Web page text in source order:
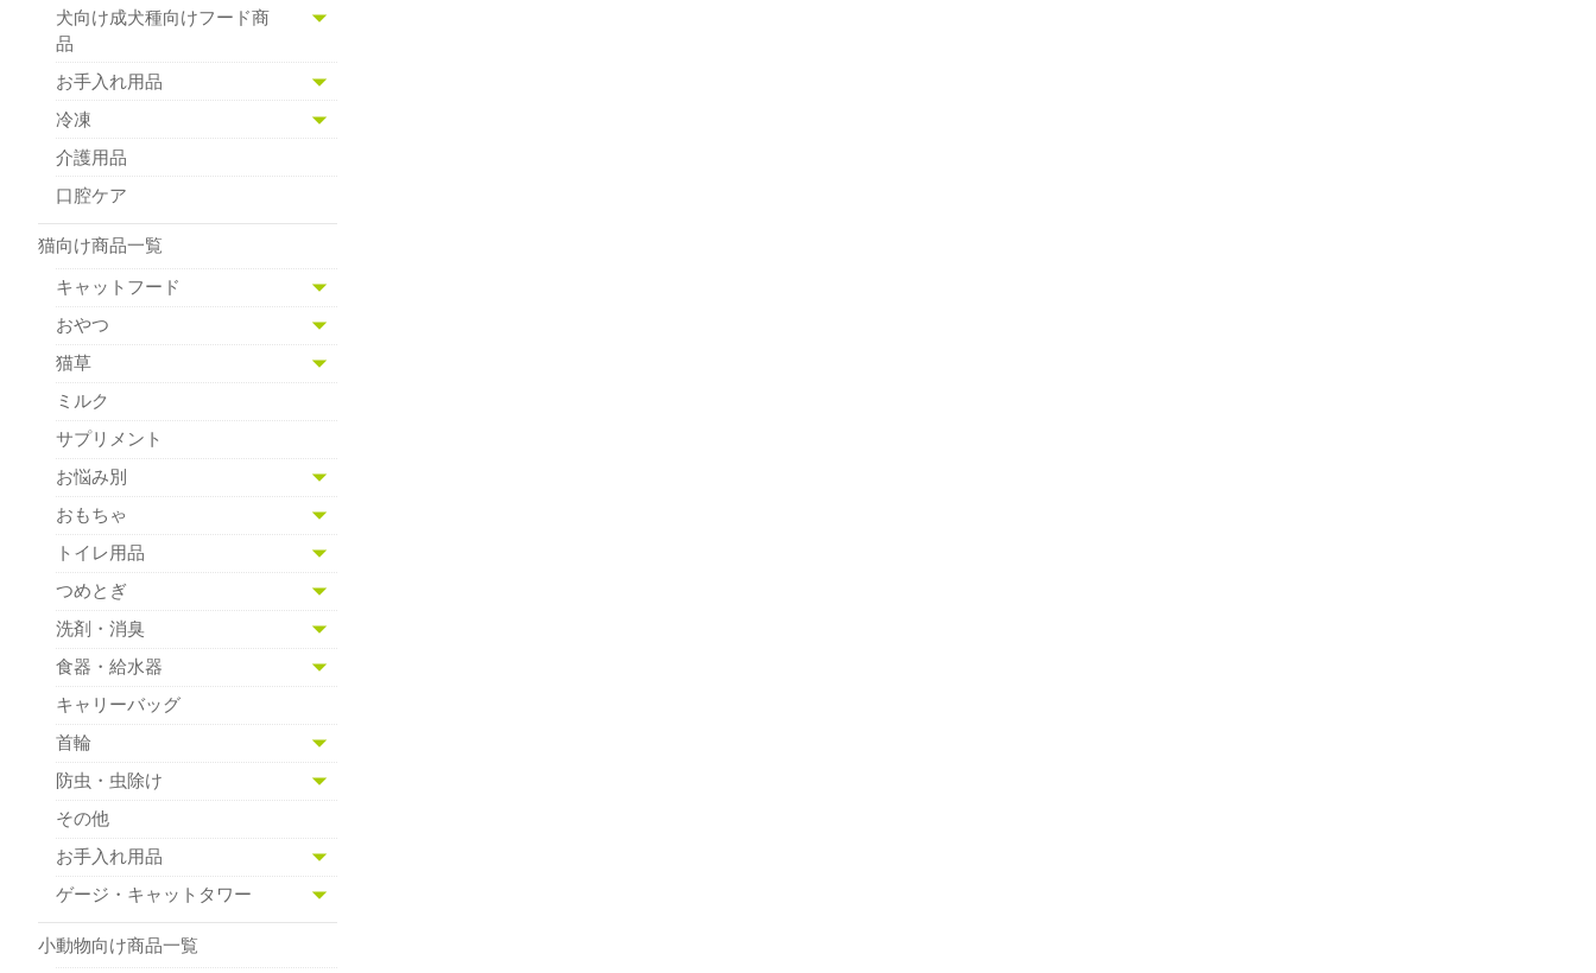
犬向け成犬種向けフード商
品
お手入れ用品
冷凍
介護用品
口腔ケア
猫向け商品一覧
キャットフード
おやつ
猫草
ミルク
サプリメント
お悩み別
おもちゃ
トイレ用品
つめとぎ
洗剤・消臭
食器・給水器
キャリーバッグ
首輪
防虫・虫除け
その他
お手入れ用品
ゲージ・キャットタワー
小動物向け商品一覧